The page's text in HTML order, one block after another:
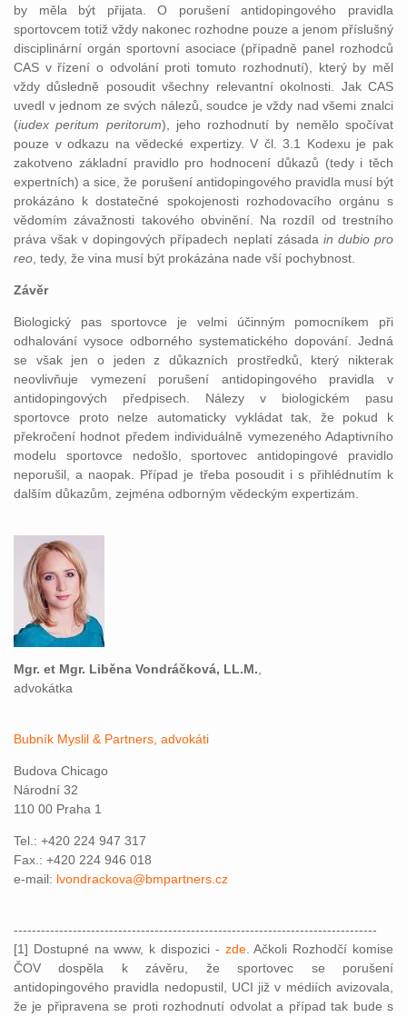
by měla být přijata. O porušení antidopingového pravidla
sportovcem totiž vždy nakonec rozhodne pouze a jenom příslušný
disciplinární orgán sportovní asociace (případně panel rozhodců
CAS v řízení o odvolání proti tomuto rozhodnutí), který by měl
vždy důsledně posoudit všechny relevantní okolnosti. Jak CAS
uvedl v jednom ze svých nálezů, soudce je vždy nad všemi znalci
(iudex peritum peritorum), jeho rozhodnutí by nemělo spočívat
pouze v odkazu na vědecké expertizy. V čl. 3.1 Kodexu je pak
zakotveno základní pravidlo pro hodnocení důkazů (tedy i těch
expertních) a sice, že porušení antidopingového pravidla musí být
prokázáno k dostatečné spokojenosti rozhodovacího orgánu s
vědomím závažnosti takového obvinění. Na rozdíl od trestního
práva však v dopingových případech neplatí zásada in dubio pro
reo , tedy, že vina musí být prokázána nade vší pochybnost.
Závěr
Biologický pas sportovce je velmi účinným pomocníkem při
odhalování vysoce odborného systematického dopování. Jedná
se však jen o jeden z důkazních prostředků, který nikterak
neovlivňuje vymezení porušení antidopingového pravidla v
antidopingových předpisech. Nálezy v biologickém pasu
sportovce proto nelze automaticky vykládat tak, že pokud k
překročení hodnot předem individuálně vymezeného Adaptivního
modelu sportovce nedošlo, sportovec antidopingové pravidlo
neporušil, a naopak. Případ je třeba posoudit i s přihlédnutím k
dalším důkazům, zejména odborným vědeckým expertizám.
Mgr. et Mgr. Liběna Vondráčková, LL.M.
advokátka
Bubník Myslil & Partners, advokáti
Budova Chicago
Národní 32
110 00 Praha 1
Tel.: +420 224 947 317
Fax.: +420 224 946 018
e-mail: lvondrackova@bmpartners.cz
--------------------------------------------------------------------------------
[1] Dostupné na www, k dispozici - zde. Ačkoli Rozhodčí komise
ČOV dospěla k závěru, že sportovec se porušení
antidopingového pravidla nedopustil, UCI již v médiích avizovala,
že je připravena se proti rozhodnutí odvolat a případ tak bude s